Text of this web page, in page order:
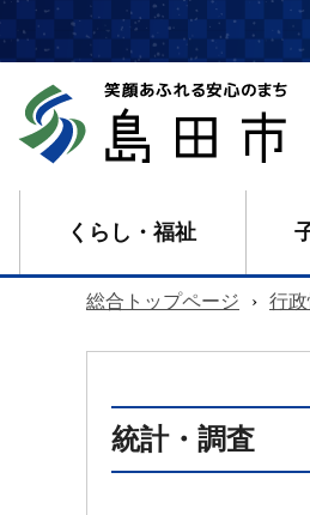
くらし・福祉
総合トップページ › 行
統計・調査